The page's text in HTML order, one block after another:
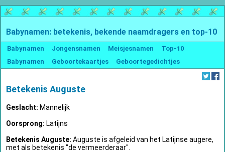
Babynamen: betekenis, bekende naamdragers en top-10
Babynamen Jongensnamen Meisjesnamen
Top-10
Babynamen
Geboortekaartjes Geboortegedichtjes
Betekenis Auguste
Geslacht: Mannelijk
Oorsprong: Latijns
Betekenis Auguste: Auguste is afgeleid van het Latijnse augere,
met als betekenis "de vermeerderaar".